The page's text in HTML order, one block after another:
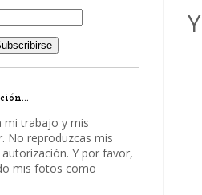
mi trabajo y mis
No reproduzcas mis
Y por favor,
mis fotos como